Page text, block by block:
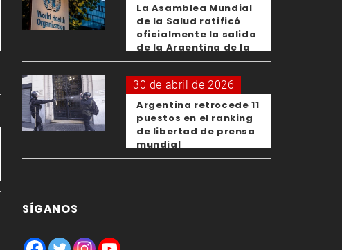
La Asamblea Mundial
de la Salud ratificó
oficialmente la salida
de la Argentina de la
OMS
30 de abril de 2026
Argentina retrocede 11
puestos en el ranking
de libertad de prensa
mundial
SÍGANOS